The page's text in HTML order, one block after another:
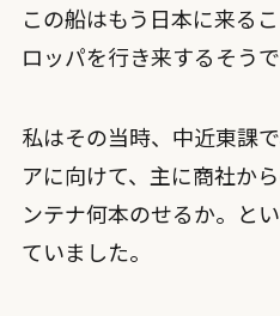
この船はもう日本に来る
ロッパを行き来するそうで
私はその当時、中近東課
アに向けて、主に商社か
ンテナ何本のせるか。と
ていました。